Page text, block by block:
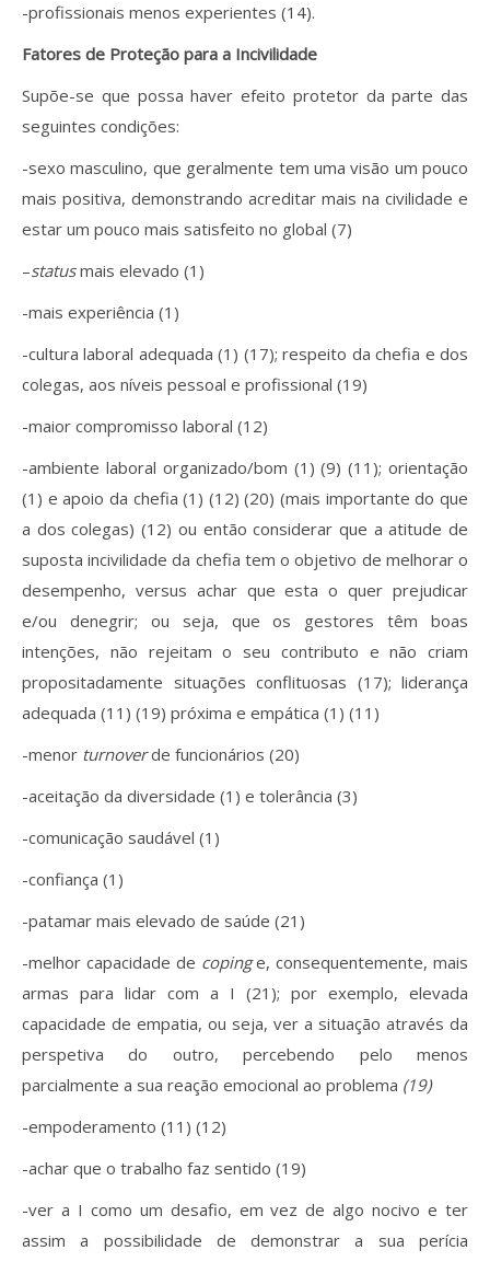
-profissionais menos experientes (14).
Fatores de Proteção para a Incivilidade
Supõe-se que possa haver efeito protetor da parte das
seguintes condições:
-sexo masculino, que geralmente tem uma visão um pouco
mais positiva, demonstrando acreditar mais na civilidade e
estar um pouco mais satisfeito no global (7)
–statusmais elevado (1)
-mais experiência (1)
-cultura laboral adequada (1) (17); respeito da chefia e dos
colegas, aos níveis pessoal e profissional (19)
-maior compromisso laboral (12)
-ambiente laboral organizado/bom (1) (9) (11); orientação
(1) e apoio da chefia (1) (12) (20) (mais importante do que
a dos colegas) (12) ou então considerar que a atitude de
suposta incivilidade da chefia tem o objetivo de melhorar o
desempenho, versus achar que esta o quer prejudicar
e/ou denegrir; ou seja, que os gestores têm boas
intenções, não rejeitam o seu contributo e não criam
propositadamente situações conflituosas (17); liderança
adequada (11) (19) próxima e empática (1) (11)
-menor turnoverde funcionários (20)
-aceitação da diversidade (1) e tolerância (3)
-comunicação saudável (1)
-confiança (1)
-patamar mais elevado de saúde (21)
-melhor capacidade de copinge, consequentemente, mais
armas para lidar com a I (21); por exemplo, elevada
capacidade de empatia, ou seja, ver a situação através da
perspetiva do outro, percebendo pelo menos
parcialmente a sua reação emocional ao problema (19)
-empoderamento (11) (12)
-achar que o trabalho faz sentido (19)
-ver a I como um desafio, em vez de algo nocivo e ter
assim a possibilidade de demonstrar a sua perícia